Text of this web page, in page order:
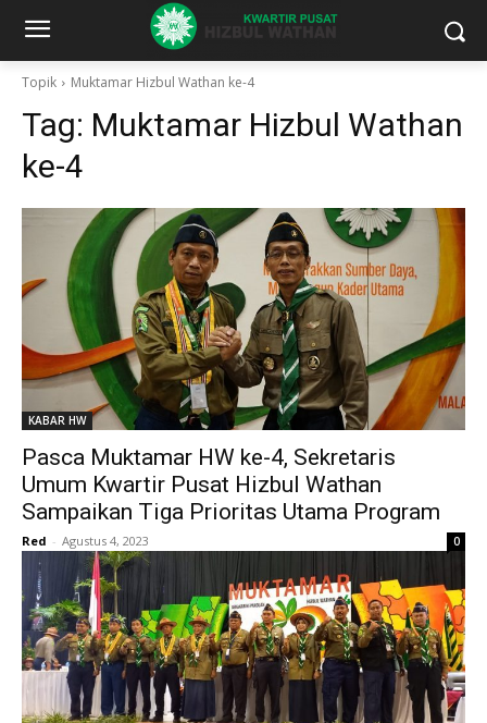
Topik Muktamar Hizbul Wathan ke-4
Tag: Muktamar Hizbul Wathan
ke-4
KABAR HW
Pasca Muktamar HW ke-4, Sekretaris
Umum Kwartir Pusat Hizbul Wathan
Sampaikan Tiga Prioritas Utama Program
Red - Agustus 4, 2023 0